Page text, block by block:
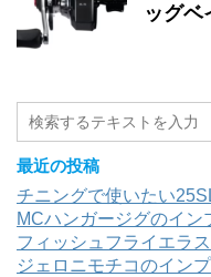
ッグベ
最近の投稿
チニングで使いたい
MCハンガージグのイン
フィッシュフライエラ
ジェロニモチコのイン